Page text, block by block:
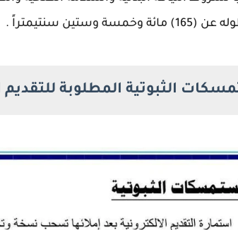
الثبوتية المطلوبة للتقديم